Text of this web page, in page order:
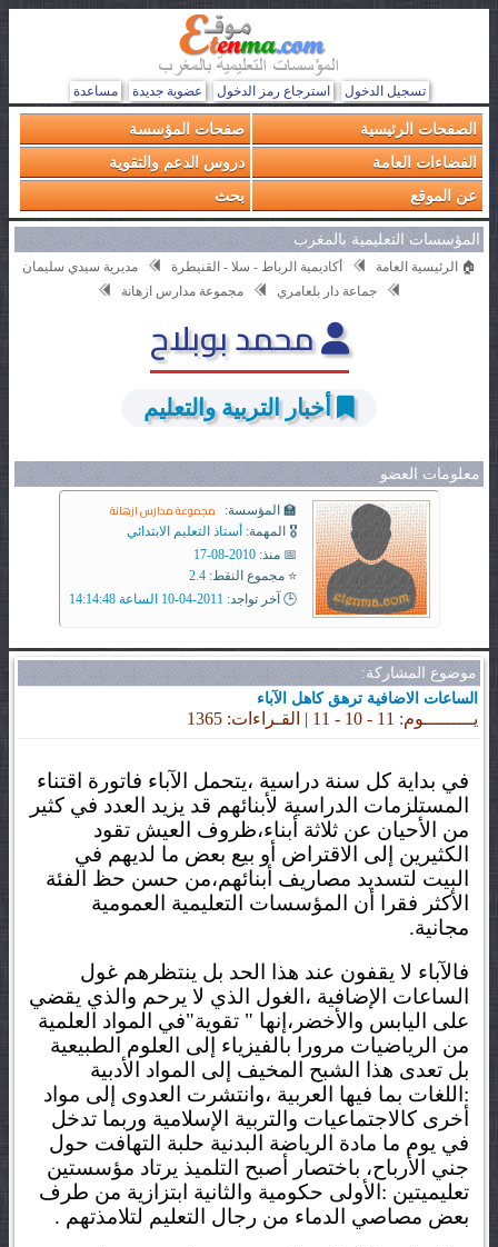
تسجيل الدخول استرجاع رمز الدخول عضوية جديدة مساعدة
الصفحات الرئيسية
صفحات المؤسسة
الفضاءات العامة
دروس الدعم والتقوية
عن الموقع
بحث
المؤسسات التعليمية بالمغرب
🏠 الرئيسية العامة أكاديمية الرباط - سلا - القنيطرة
مديرية سيدي سليمان
جماعة دار بلعامري
مجموعة مدارس ازهانة
محمد بوبلاح
أخبار التربية والتعليم
معلومات العضو
🏫 المؤسسة: مجموعة مدارس ازهانة
🎖️ المهمة: أستاذ التعليم الابتدائي
📅 منذ: 2010-08-17
⭐ مجموع النقط: 2.4
🕒 آخر تواجد: 2011-04-10 الساعة 14:14:48
موضوع المشاركة:
الساعات الاضافية ترهق كاهل الآباء
يـــــــــوم: 11 - 10 - 11 | القـراءات: 1365
في بداية كل سنة دراسية ،يتحمل الآباء فاتورة اقتناء
المستلزمات الدراسية لأبنائهم قد يزيد العدد في كثير
من الأحيان عن ثلاثة أبناء،ظروف العيش تقود
الكثيرين إلى الاقتراض أو بيع بعض ما لديهم في
البيت لتسديد مصاريف أبنائهم،من حسن حظ الفئة
الأكثر فقرا أن المؤسسات التعليمية العمومية
مجانية.
فالآباء لا يقفون عند هذا الحد بل ينتظرهم غول
الساعات الإضافية ،الغول الذي لا يرحم والذي يقضي
على اليابس والأخضر،إنها " تقوية"في المواد العلمية
من الرياضيات مرورا بالفيزياء إلى العلوم الطبيعية
بل تعدى هذا الشبح المخيف إلى المواد الأدبية
:اللغات بما فيها العربية ،وانتشرت العدوى إلى مواد
أخرى كالاجتماعيات والتربية الإسلامية وربما تدخل
في يوم ما مادة الرياضة البدنية حلبة التهافت حول
جني الأرباح، باختصار أصبح التلميذ يرتاد مؤسستين
تعليميتين :الأولى حكومية والثانية ابتزازية من طرف
بعض مصاصي الدماء من رجال التعليم لتلامذتهم .